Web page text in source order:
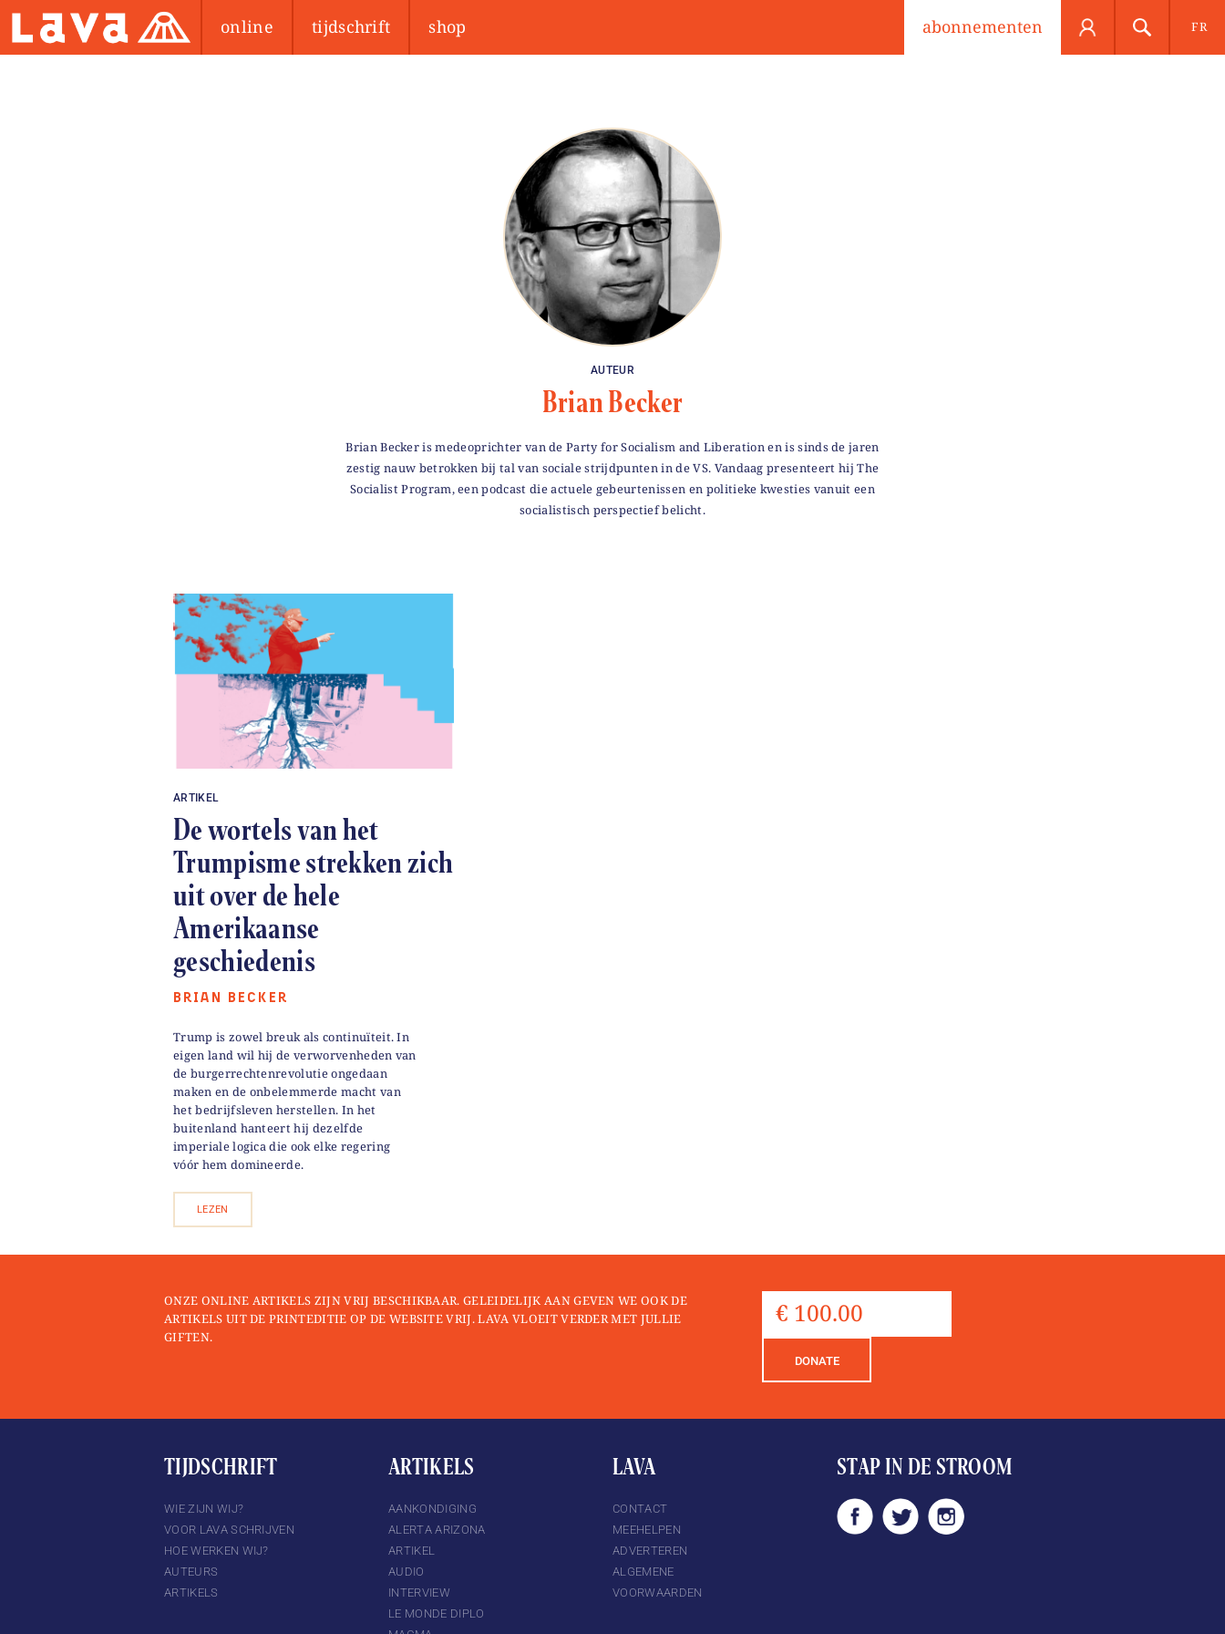
FR
online tijdschrift shop abonnementen
AUTEUR
Brian Becker
Brian Becker is medeoprichter van de Party for Socialism and Liberation en is sinds de jaren
zestig nauw betrokken bij tal van sociale strijdpunten in de VS. Vandaag presenteert hij The
Socialist Program, een podcast die actuele gebeurtenissen en politieke kwesties vanuit een
socialistisch perspectief belicht.
ARTIKEL
De wortels van het
Trumpisme strekken zich
uit over de hele
Amerikaanse
geschiedenis
BRIAN BECKER
Trump is zowel breuk als continuïteit. In
eigen land wil hij de verworvenheden van
de burgerrechtenrevolutie ongedaan
maken en de onbelemmerde macht van
het bedrijfsleven herstellen. In het
buitenland hanteert hij dezelfde
imperiale logica die ook elke regering
vóór hem domineerde.
LEZEN
ONZE ONLINE ARTIKELS ZIJN VRIJ BESCHIKBAAR. GELEIDELIJK AAN GEVEN WE OOK DE
ARTIKELS UIT DE PRINTEDITIE OP DE WEBSITE VRIJ. LAVA VLOEIT VERDER MET JULLIE
GIFTEN.
DONATE
TIJDSCHRIFT
WIE ZIJN WIJ?
VOOR LAVA SCHRIJVEN
HOE WERKEN WIJ?
AUTEURS
ARTIKELS
ARTIKELS
AANKONDIGING
ALERTA ARIZONA
ARTIKEL
AUDIO
INTERVIEW
LE MONDE DIPLO
LAVA
CONTACT
MEEHELPEN
ADVERTEREN
ALGEMENE
VOORWAARDEN
STAP IN DE STROOM